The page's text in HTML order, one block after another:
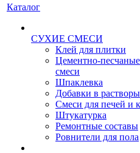
Каталог
СУХИЕ СМЕСИ
Клей для плитки
Цементно-
смеси
Шпаклевка
Добавки в растворы
Смеси для печей и
Штукатурка
Ремонтные составы
Ровнители для пола